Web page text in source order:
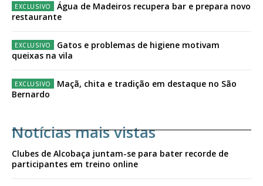
Água de Madeiros recupera bar e prepara novo
restaurante
Gatos e problemas de higiene motivam
queixas na vila
Maçã, chita e tradição em destaque no São
Bernardo
Notícias mais vistas
Clubes de Alcobaça juntam-se para bater recorde de
participantes em treino online